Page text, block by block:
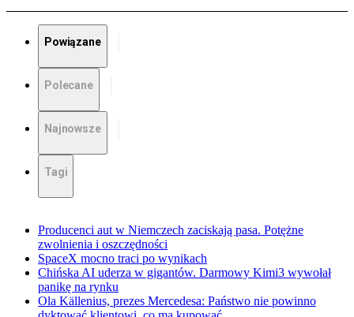
Powiązane
Polecane
Najnowsze
Tagi
Producenci aut w Niemczech zaciskają pasa. Potężne
zwolnienia i oszczędności
SpaceX mocno traci po wynikach
Chińska AI uderza w gigantów. Darmowy Kimi3 wywołał
panikę na rynku
Ola Källenius, prezes Mercedesa: Państwo nie powinno